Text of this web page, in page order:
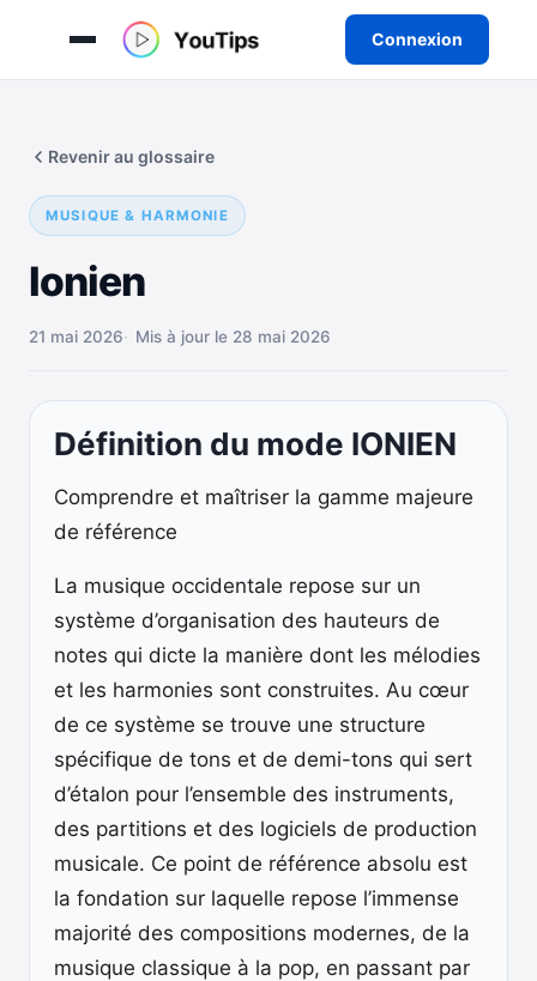
Connexion
contenu
MUSIQUE & HARMONIE
Ionien
Revenir au glossaire
21 mai 2026 Mis à jour le 28 mai 2026
Définition du mode IONIEN
Comprendre et maîtriser la gamme majeure
de référence
La musique occidentale repose sur un
système d’organisation des hauteurs de
notes qui dicte la manière dont les mélodies
et les harmonies sont construites. Au cœur
de ce système se trouve une structure
spécifique de tons et de demi-tons qui sert
d’étalon pour l’ensemble des instruments,
des partitions et des logiciels de production
musicale. Ce point de référence absolu est
la fondation sur laquelle repose l’immense
majorité des compositions modernes, de la
musique classique à la pop, en passant par